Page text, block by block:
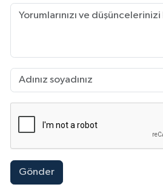
Gönder